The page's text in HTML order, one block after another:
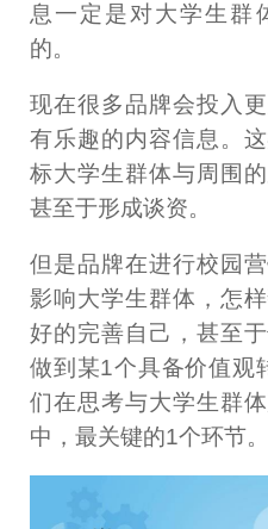
息一定是对大学生群
的。
现在很多品牌会投入
有乐趣的内容信息。
标大学生群体与周围
甚至于形成谈资。
但是品牌在进行校园
影响大学生群体，怎
好的完善自己，甚至
做到某1个具备价值观
们在思考与大学生群
中，最关键的1个环节。